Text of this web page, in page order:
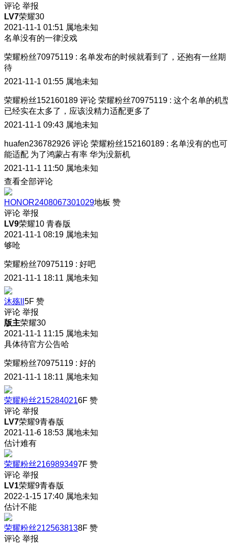
评论 举报
LV7荣耀30
2021-11-1 01:51 属地未知
名单没有的一律没戏
荣耀粉丝70975119 : 名单发布的时候就看到了，还抱有一丝期
待
2021-11-1 01:55 属地未知
荣耀粉丝152160189 评论 荣耀粉丝70975119 : 这个名单的机
已经实在太多了，应该没精力适配更多了
2021-11-1 09:43 属地未知
huafen236782926 评论 荣耀粉丝152160189 : 名单没有的也可
能适配 为了鸿蒙占有率 华为没新机
2021-11-1 11:50 属地未知
查看全部评论
HONOR2408067301029地板 赞
评论 举报
LV9荣耀10 青春版
2021-11-1 08:19 属地未知
够呛
荣耀粉丝70975119 : 好吧
2021-11-1 18:11 属地未知
沐殇ll 5F 赞
评论 举报
版主荣耀30
2021-11-1 11:15 属地未知
具体待官方公告哈
荣耀粉丝70975119 : 好的
2021-11-1 18:11 属地未知
荣耀粉丝2152840216F 赞
评论 举报
LV7荣耀9青春版
2021-11-6 18:53 属地未知
估计难有
荣耀粉丝2169893497F 赞
评论 举报
LV1荣耀9青春版
2022-1-15 17:40 属地未知
估计不能
荣耀粉丝2125638138F 赞
评论 举报